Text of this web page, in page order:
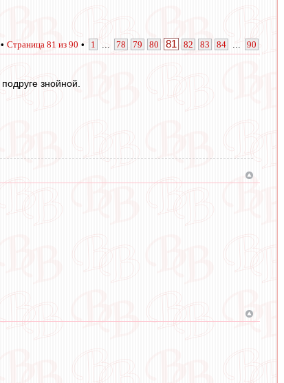
Страница 81 из 90 • 1 78 79 80 81 82 83 84 90
знойной.